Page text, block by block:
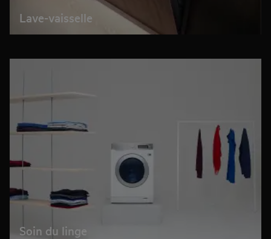
Lave-vaisselle
Soin du linge